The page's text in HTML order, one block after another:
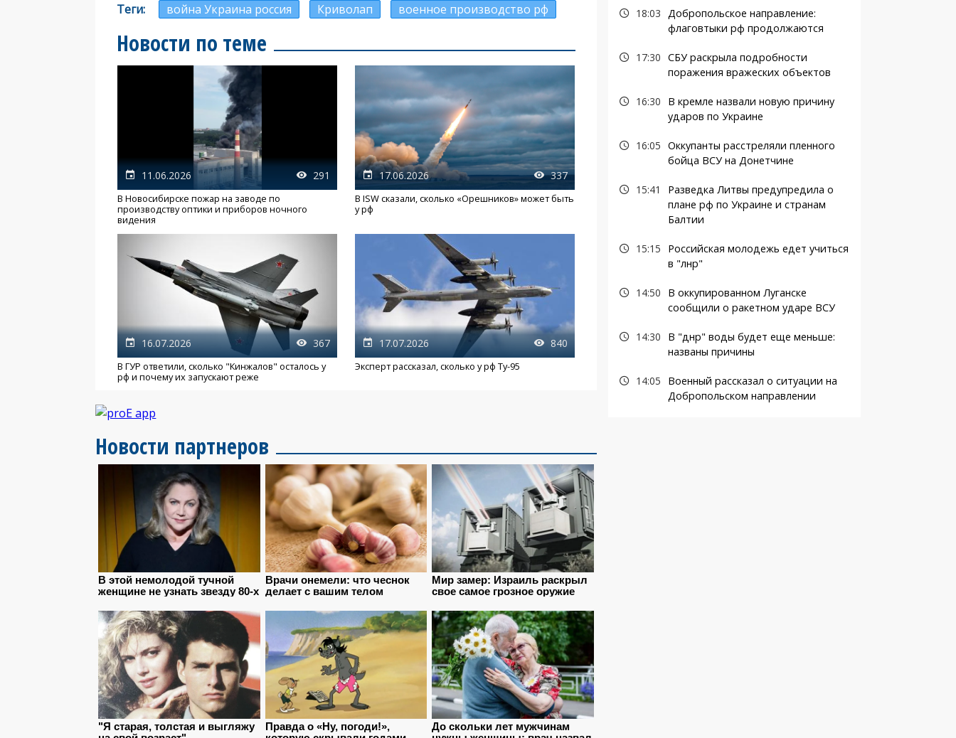
Теги война Украина россия Криволап военное производство рф
Новости по теме
11.06.2026 291
В Новосибирске пожар на заводе по
производству оптики и приборов ночного
видения
17.06.2026 337
В ISW сказали, сколько «Орешников» может быть
у рф
16.07.2026 367
В ГУР ответили, сколько "Кинжалов" осталось у
рф и почему их запускают реже
17.07.2026 840
Эксперт рассказал, сколько у рф Ту-95
Новости партнеров
18:03 Добропольское направление:
флаговтыки рф продолжаются
17:30 СБУ раскрыла подробности
поражения вражеских объектов
16:30
В кремле назвали новую причину
ударов по Украине
16:05 Оккупанты расстреляли пленного
бойца ВСУ на Донетчине
15:41
Разведка Литвы предупредила о
плане рф по Украине и странам
Балтии
15:15
Российская молодежь едет учиться
в "лнр"
14:50
В оккупированном Луганске
сообщили о ракетном ударе ВСУ
14:30
В "днр" воды будет еще меньше:
названы причины
14:05
Военный рассказал о ситуации на
Добропольском направлении